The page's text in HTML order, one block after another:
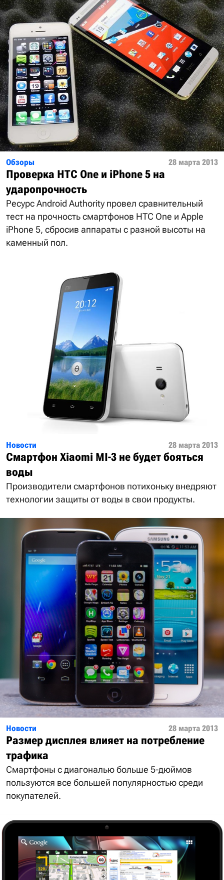
Обзоры 28 марта 2013
Проверка HTC One и iPhone 5 на
ударопрочность
Ресурс Android Authority провел сравнительный
тест на прочность смартфонов HTC One и Apple
iPhone 5, сбросив аппараты с разной высоты на
каменный пол.
Новости 28 марта 2013
Смартфон Xiaomi MI-3 не будет бояться
воды
Производители смартфонов потихоньку внедряют
технологии защиты от воды в свои продукты.
Новости 28 марта 2013
Размер дисплея влияет на потребление
трафика
Смартфоны с диагональю больше 5-дюймов
пользуются все большей популярностью среди
покупателей.